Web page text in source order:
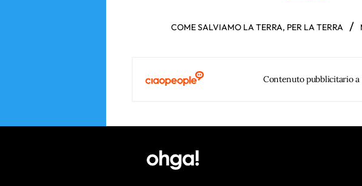
COME SALVIAMO LA TERRA, PER LA TERRA /
Contenuto pubblicitario a